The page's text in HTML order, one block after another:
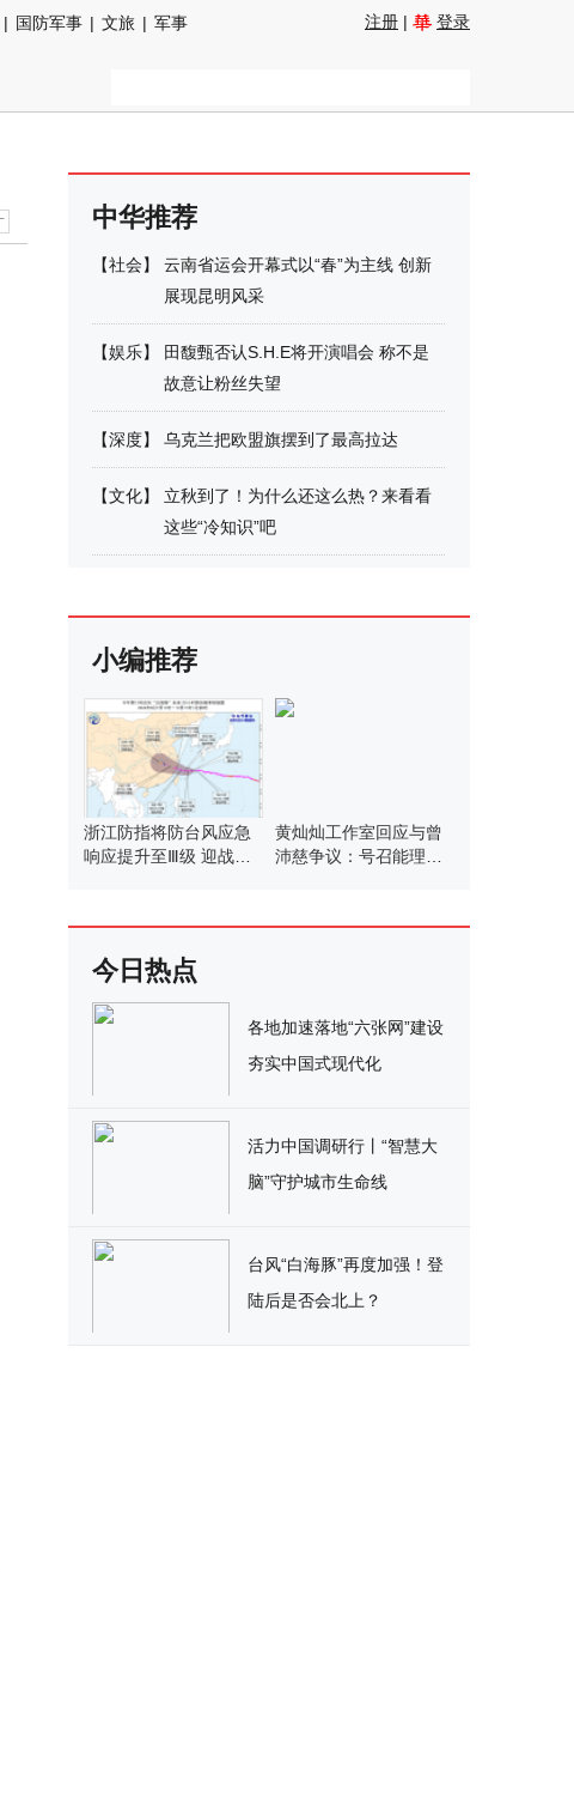
| 国防军事 | 文旅 | 军事
注册 | 登录
中华推荐
【社会】
云南省运会开幕式以“春”为主线 创新
展现昆明风采
【娱乐】
田馥甄否认S.H.E将开演唱会 称不是
故意让粉丝失望
【深度】 乌克兰把欧盟旗摆到了最高拉达
【文化】
立秋到了！为什么还这么热？来看看
这些“冷知识”吧
小编推荐
浙江防指将防台风应急
响应提升至Ⅲ级 迎战强
黄灿灿工作室回应与曾
沛慈争议：号召能理智
今日热点
各地加速落地“六张网”建设
夯实中国式现代化
活力中国调研行丨“智慧大
脑”守护城市生命线
台风“白海豚”再度加强！登
陆后是否会北上？